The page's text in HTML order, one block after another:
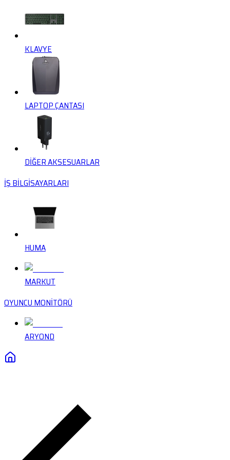
KLAVYE
LAPTOP ÇANTASI
DİĞER AKSESUARLAR
İŞ BİLGİSAYARLARI
HUMA
MARKUT
OYUNCU MONİTÖRÜ
ARYOND